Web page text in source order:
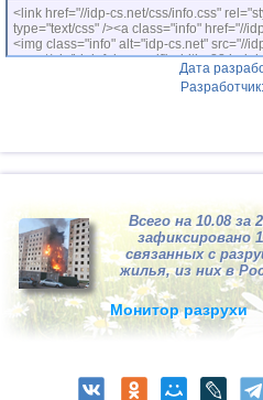
<link href="//idp-cs.net/css/info.css"
type="text/css" /><a class="info" href="//
<img class="info" alt="idp-cs.net" src="//
cs.net/pix/idpinfok_sm.gif" width=88
Дата
Разработчик:
Всего на 10.08 за
зафиксировано
связанных с
жилья, из них в
Монитор разрухи